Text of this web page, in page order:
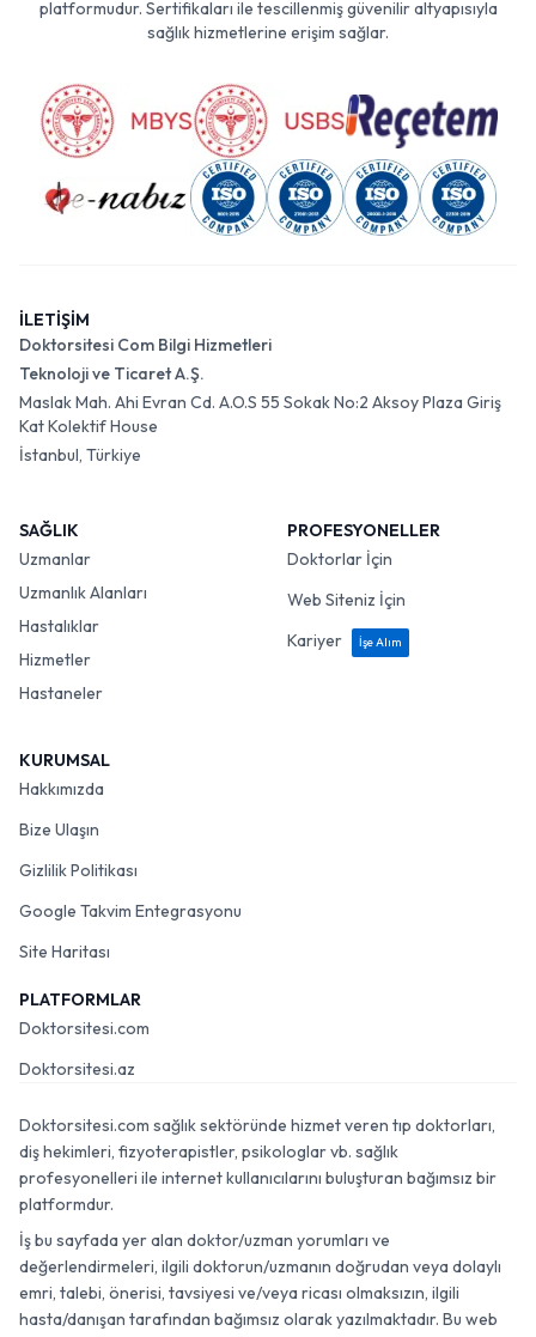
platformudur. Sertifikaları ile tescillenmiş güvenilir altyapısıyla
sağlık hizmetlerine erişim sağlar.
İLETİŞİM
Doktorsitesi Com Bilgi Hizmetleri
Teknoloji ve Ticaret A.Ş.
Maslak Mah. Ahi Evran Cd. A.O.S 55 Sokak No:2 Aksoy Plaza Giriş
Kat Kolektif House
İstanbul, Türkiye
SAĞLIK
Uzmanlar
Uzmanlık Alanları
Hastalıklar
Hizmetler
Hastaneler
PROFESYONELLER
Doktorlar İçin
Web Siteniz İçin
Kariyer
İşe Alım
KURUMSAL
Hakkımızda
Bize Ulaşın
Gizlilik Politikası
Google Takvim Entegrasyonu
Site Haritası
PLATFORMLAR
Doktorsitesi.com
Doktorsitesi.az
Doktorsitesi.com sağlık sektöründe hizmet veren tıp doktorları,
diş hekimleri, fizyoterapistler, psikologlar vb. sağlık
profesyonelleri ile internet kullanıcılarını buluşturan bağımsız bir
platformdur.
İş bu sayfada yer alan doktor/uzman yorumları ve
değerlendirmeleri, ilgili doktorun/uzmanın doğrudan veya dolaylı
emri, talebi, önerisi, tavsiyesi ve/veya ricası olmaksızın, ilgili
hasta/danışan tarafından bağımsız olarak yazılmaktadır. Bu web